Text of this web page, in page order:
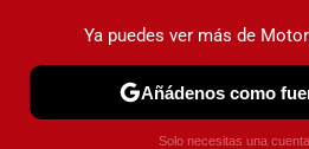
MENÚ
COCHES ELÉCTRICOS
Ya puedes ver más de
Añádenos como
Solo necesitas una